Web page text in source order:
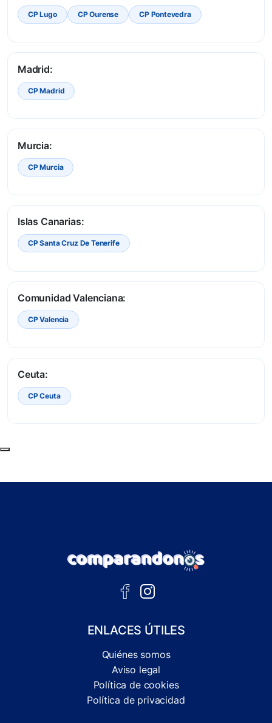
CP Lugo CP Ourense CP Pontevedra
Madrid:
CP Madrid
Murcia:
CP Murcia
Islas Canarias:
CP Santa Cruz De Tenerife
Comunidad Valenciana:
CP Valencia
Ceuta:
CP Ceuta
ENLACES ÚTILES
Quiénes somos
Aviso legal
Política de cookies
Política de privacidad